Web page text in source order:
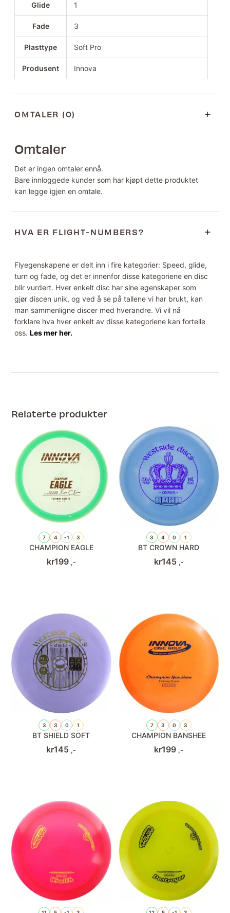
Glide 1
Fade 3
Plasttype Soft Pro
Produsent Innova
OMTALER (0)
Omtaler
Det er ingen omtaler ennå.
Bare innloggede kunder som har kjøpt dette produktet
kan legge igjen en omtale.
HVA ER FLIGHT-NUMBERS?
Flyegenskapene er delt inn i fire kategorier: Speed, glide,
turn og fade, og det er innenfor disse kategoriene en disc
blir vurdert. Hver enkelt disc har sine egenskaper som
gjør discen unik, og ved å se på tallene vi har brukt, kan
man sammenligne discer med hverandre. Vi vil nå
forklare hva hver enkelt av disse kategoriene kan fortelle
oss.Les mer her.
Relaterte produkter
7 4 -1 3
CHAMPION EAGLE
kr199 ,-
3 4 0 1
BT CROWN HARD
kr145 ,-
3 3 0 1
BT SHIELD SOFT
kr145 ,-
7 3 0 3
CHAMPION BANSHEE
kr199 ,-